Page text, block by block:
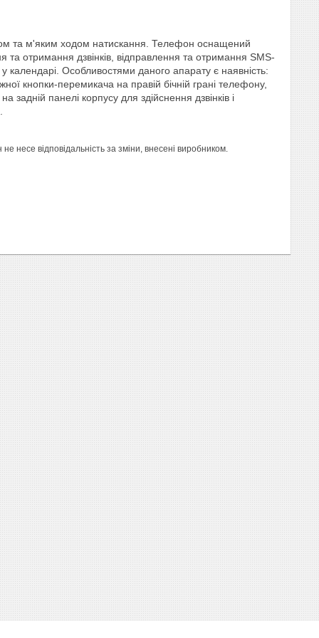
та м'яким ходом натискання. Телефон оснащений
отримання дзвінків, відправлення та отримання SMS-
Особливостями даного апарату є наявність:
кнопки-перемикача на правій бічній грані телефону,
панелі корпусу для здійснення дзвінків і
несе відповідальність за зміни, внесені виробником.